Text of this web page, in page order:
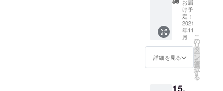
ドリン
ク1杯付
き ・
2名様分
（2,000
円相
当）
セルに
つきま
して
は、ご
来店日
から前
日の18
は100%
予定
円 ※当
店は完
全会員
制とな
り次回
の募集
時期は
未定で
（10,00
お届
け予
定：
2021
年11
月
詳細を見る
こ
の
リ
タ
ー
ン
を
選
択
す
る